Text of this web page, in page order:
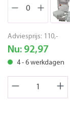
Adviesprijs: 110,-
Nu: 92,97
4 - 6 werkdagen